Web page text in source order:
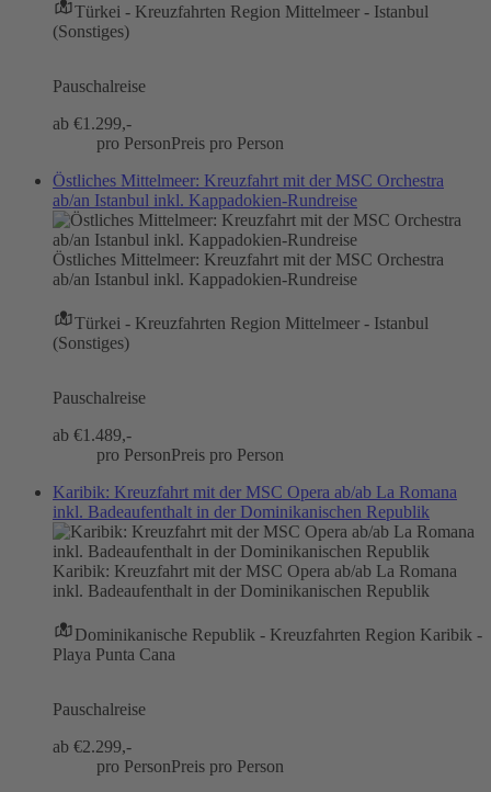
Türkei - Kreuzfahrten Region Mittelmeer - Istanbul
(Sonstiges)
Pauschalreise
ab €1.299,-
pro PersonPreis pro Person
Östliches Mittelmeer: Kreuzfahrt mit der MSC Orchestra
ab/an Istanbul inkl. Kappadokien-Rundreise
Östliches Mittelmeer: Kreuzfahrt mit der MSC Orchestra
ab/an Istanbul inkl. Kappadokien-Rundreise
Türkei - Kreuzfahrten Region Mittelmeer - Istanbul
(Sonstiges)
Pauschalreise
ab €1.489,-
pro PersonPreis pro Person
Karibik: Kreuzfahrt mit der MSC Opera ab/ab La Romana
inkl. Badeaufenthalt in der Dominikanischen Republik
Karibik: Kreuzfahrt mit der MSC Opera ab/ab La Romana
inkl. Badeaufenthalt in der Dominikanischen Republik
Dominikanische Republik - Kreuzfahrten Region Karibik -
Playa Punta Cana
Pauschalreise
ab €2.299,-
pro PersonPreis pro Person